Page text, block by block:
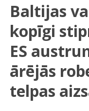
Baltijas
kopīgi
ES
ārējās
telpas